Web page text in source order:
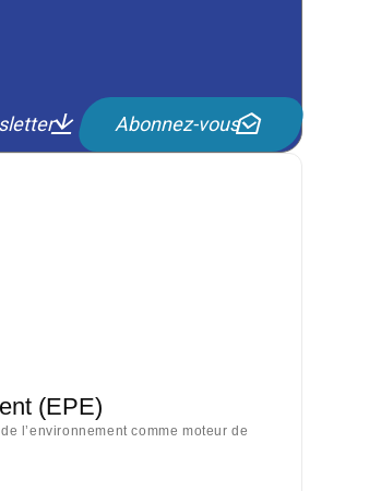
Abonnez-vous
(EPE)
l’environnement comme moteur de